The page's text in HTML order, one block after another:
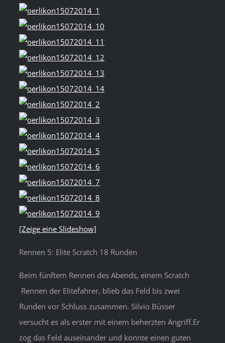
[Zeige eine Slideshow]
Rennen 5: Elite Scratch 18 Runden
Beim fünftem Rennen des Abends, einem Scratch
Rennen der Elitefahrer, blieb das Feld bis zwei
Runden vor Schluss zusammen. Silvio Büsser
versucht es als erster mit einem beherzten Angriff.Er
zog das Feld auseinander und konnte einen guten